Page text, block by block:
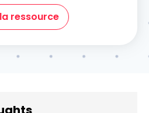
ressource